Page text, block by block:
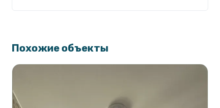
Похожие объекты